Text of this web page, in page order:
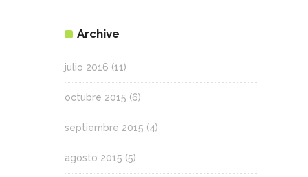
Archive
julio 2016 (11)
octubre 2015 (6)
septiembre 2015 (4)
agosto 2015 (5)